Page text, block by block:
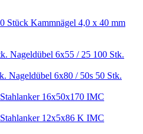
Kammnägel 4,0 x 40 mm
Nageldübel 6x55 / 25 100 Stk.
Nageldübel 6x80 / 50s 50 Stk.
Stahlanker 16x50x170 IMC
Stahlanker 12x5x86 K IMC